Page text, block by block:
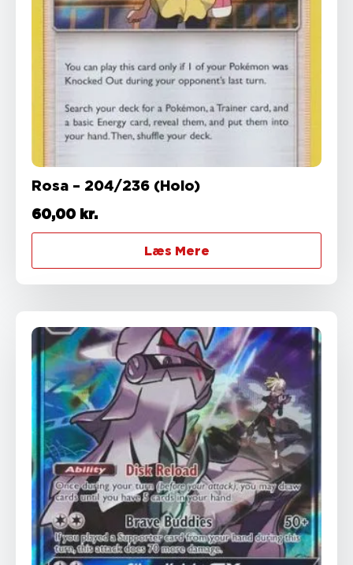
Rosa – 204/236 (Holo)
60,00 kr.
Læs Mere